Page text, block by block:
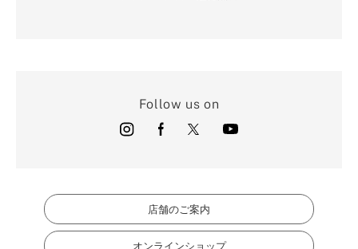
Follow us on
店舗のご案内
オンラインショップ